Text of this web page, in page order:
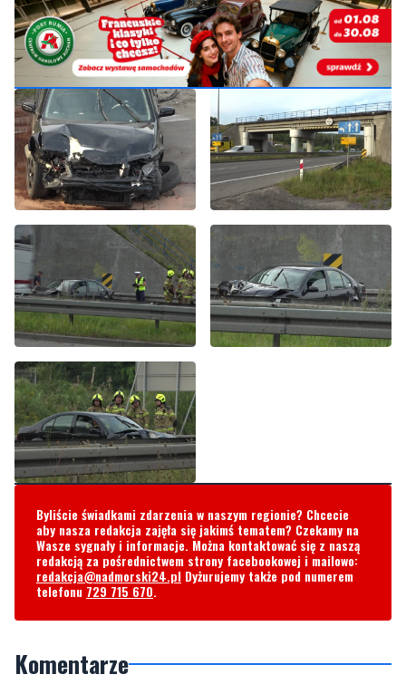
Byliście świadkami zdarzenia w naszym regionie? Chcecie
aby nasza redakcja zajęła się jakimś tematem? Czekamy na
Wasze sygnały i informacje. Można kontaktować się z naszą
redakcją za pośrednictwem strony facebookowej i mailowo:
redakcja@nadmorski24.pl Dyżurujemy także pod numerem
telefonu 729 715 670.
Komentarze